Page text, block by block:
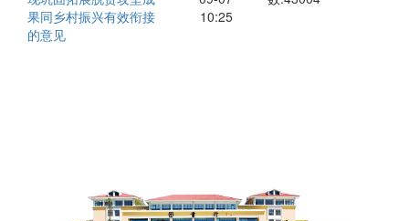
果同乡村振兴有效衔接
的意见
10:25